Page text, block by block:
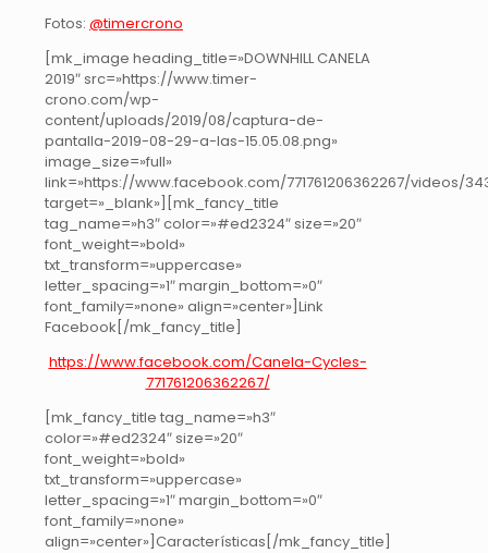
Fotos: @timercrono
[mk_image heading_title=»DOWNHILL CANELA
2019″ src=»https://www.timer-
crono.com/wp-
content/uploads/2019/08/captura-de-
pantalla-2019-08-29-a-las-15.05.08.png»
image_size=»full»
link=»https://www.facebook.com/771761206362267/videos/
target=»_blank»][mk_fancy_title
tag_name=»h3″ color=»#ed2324″ size=»20″
font_weight=»bold»
txt_transform=»uppercase»
letter_spacing=»1″ margin_bottom=»0″
font_family=»none» align=»center»]Link
Facebook[/mk_fancy_title]
https://www.facebook.com/Canela-Cycles-
771761206362267/
[mk_fancy_title tag_name=»h3″
color=»#ed2324″ size=»20″
font_weight=»bold»
txt_transform=»uppercase»
letter_spacing=»1″ margin_bottom=»0″
font_family=»none»
align=»center»]Características[/mk_fancy_title]